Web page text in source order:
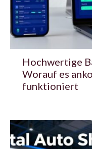
Hochwertige
Worauf es
funktioniert